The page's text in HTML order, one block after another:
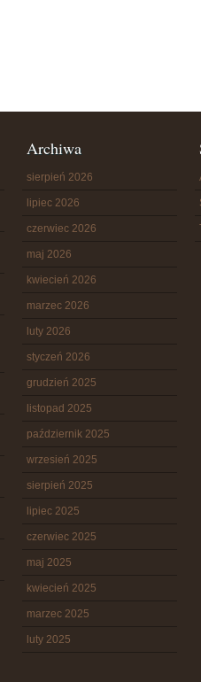
Archiwa
sierpień 2026
lipiec 2026
czerwiec 2026
maj 2026
kwiecień 2026
marzec 2026
luty 2026
styczeń 2026
grudzień 2025
listopad 2025
październik 2025
wrzesień 2025
sierpień 2025
lipiec 2025
czerwiec 2025
maj 2025
kwiecień 2025
marzec 2025
luty 2025